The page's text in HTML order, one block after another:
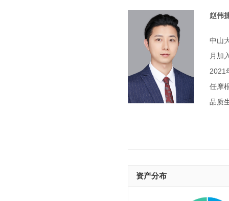
赵伟
中山
月加
2021
任摩
品质
资产分布